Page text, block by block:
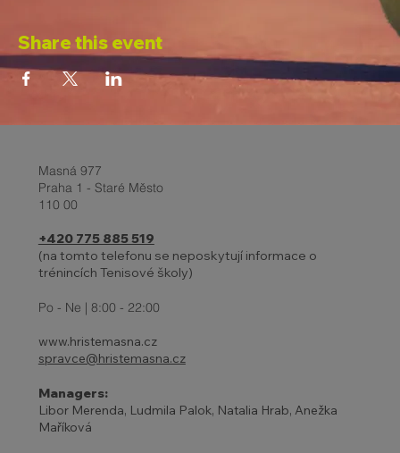
Share this event
Masná 977
Praha 1 - Staré Město
110 00
+420 775 885 519
(na tomto telefonu se neposkytují informace o
trénincích Tenisové školy)
Po - Ne | 8:00 - 22:00
www.hristemasna.cz
spravce@hristemasna.cz
Managers:
Libor Merenda, Ludmila Palok, Natalia Hrab, Anežka
Maříková